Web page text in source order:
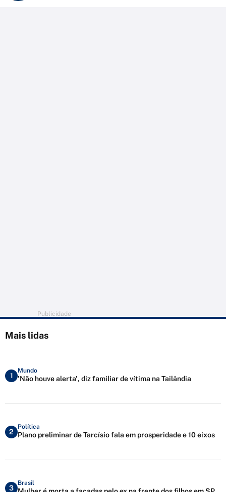
Publicidade
Mais lidas
1
Mundo
'Não houve alerta', diz familiar de vítima na Tailândia
2
Política
Plano preliminar de Tarcísio fala em prosperidade e 10 eixos
3
Brasil